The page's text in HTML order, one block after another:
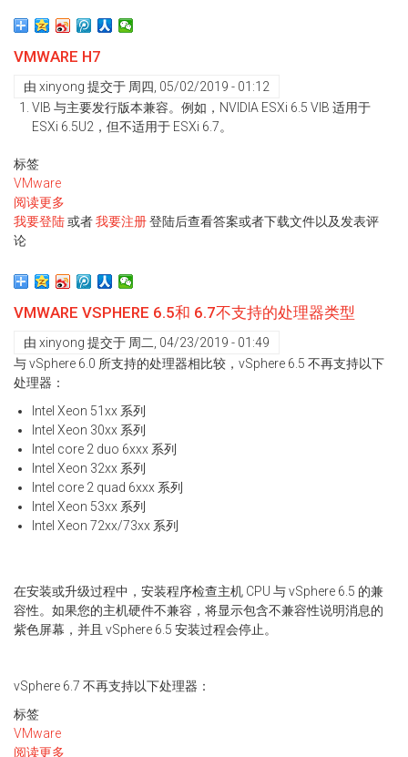
二
及
后
简
程
VMWARE H7
由 xinyong 提交于 周四, 05/02/2019 - 01:12
VIB 与主要发行版本兼容。例如，NVIDIA ESXi 6.5 VIB 适用于
ESXi 6.5U2，但不适用于 ESXi 6.7。
标签
VMware
阅读更多
于
我要登陆或者我要注册登陆后查看答案或者下载文件以及发表评
论
VMWARE VSPHERE 6.5和 6.7不支持的处理器类型
由 xinyong 提交于 周二, 04/23/2019 - 01:49
与 vSphere 6.0 所支持的处理器相比较，vSphere 6.5 不再支持以下
处理器：
Intel Xeon 51xx 系列
Intel Xeon 30xx 系列
Intel core 2 duo 6xxx 系列
Intel Xeon 32xx 系列
Intel core 2 quad 6xxx 系列
Intel Xeon 53xx 系列
Intel Xeon 72xx/73xx 系列
在安装或升级过程中，安装程序检查主机 CPU 与 vSphere 6.5 的兼
容性。如果您的主机硬件不兼容，将显示包含不兼容性说明消息的
紫色屏幕，并且 vSphere 6.5 安装过程会停止。
vSphere 6.7 不再支持以下处理器：
标签
VMware
阅读更多